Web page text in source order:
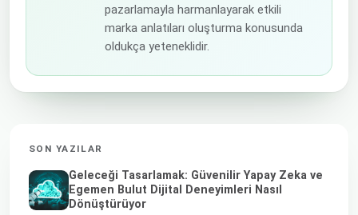
pazarlamayla harmanlayarak etkili
marka anlatıları oluşturma konusunda
oldukça yeteneklidir.
SON YAZILAR
Geleceği Tasarlamak: Güvenilir Yapay Zeka ve
Egemen Bulut Dijital Deneyimleri Nasıl
Dönüştürüyor